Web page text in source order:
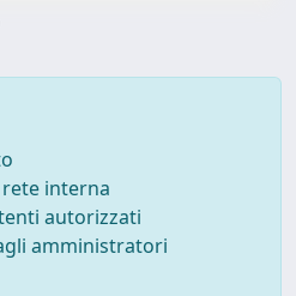
interna
autorizzati
amministratori